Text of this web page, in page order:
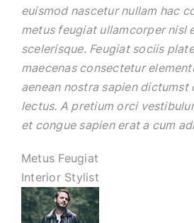
euismod nascetur nullam hac
metus feugiat ullamcorper nisl
scelerisque. Feugiat sociis
maecenas consectetur
aenean nostra sapien dictumst
lectus. A pretium orci
et congue sapien erat a cum
Metus Feugiat
Interior Stylist